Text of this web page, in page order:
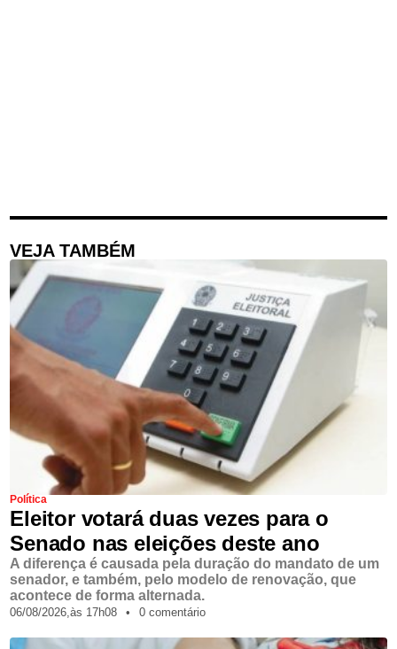
VEJA TAMBÉM
Política
Eleitor votará duas vezes para o
Senado nas eleições deste ano
A diferença é causada pela duração do mandato de um
senador, e também, pelo modelo de renovação, que
acontece de forma alternada.
06/08/2026,às 17h08 • 0 comentário